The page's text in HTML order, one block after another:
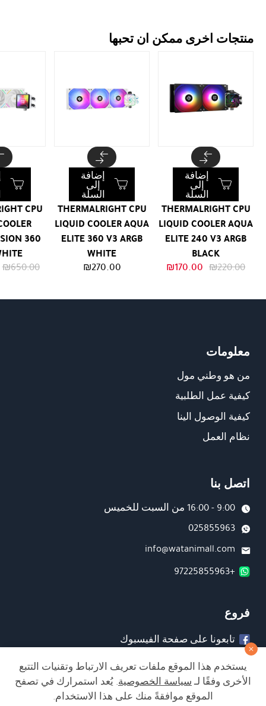
منتجات اخرى ممكن ان تحبها
THERMALRIGHT CPU
LIQUID COOLER AQUA
ELITE 240 V3 ARGB
BLACK
₪220.00
السعر ₪170.00
إضافة
إلى
السلة
THERMALRIGHT CPU
LIQUID COOLER AQUA
ELITE 360 V3 ARGB
WHITE
₪270.00
إضافة
إلى
السلة
CPU
360
₪650.00
معلومات
من هو وطني مول
كيفية عمل الطلبية
كيفية الوصول الينا
نظام العمل
اتصل بنا
9:00 - 16:00 من السبت للخميس
025855963
info@watanimall.com
+97225855963
فروع
تابعونا على صفحة الفيسبوك
يستخدم هذا الموقع ملفات تعريف الارتباط وتقنيات التتبع
الأخرى وفقًا لـسياسة الخصوصية. يُعد استمرارك في تصفح
الموقع موافقةً منك على هذا الاستخدام.